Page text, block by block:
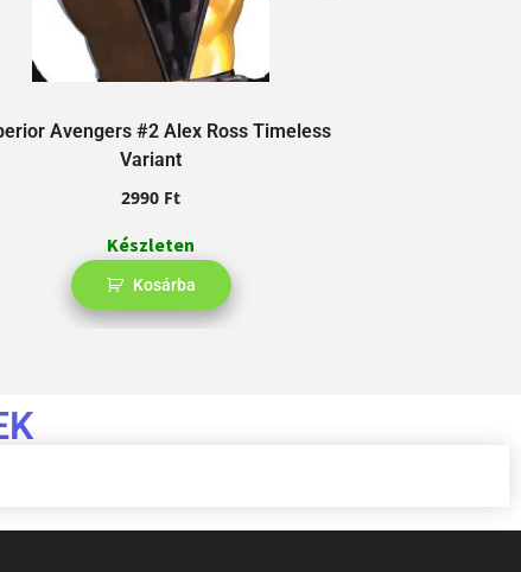
Avengers #2 Alex Ross Timeless
Variant
2990 Ft
Készleten
Kosárba